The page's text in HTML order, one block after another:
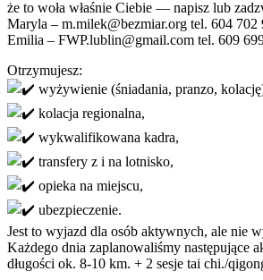
że to woła właśnie Ciebie — napisz lub
Maryla – m.milek@bezmiar.org tel. 604 702
Emilia – FWP.lublin@gmail.com tel. 609
Otrzymujesz:
wyżywienie (śniadania, pranzo,
kolacja regionalna,
wykwalifikowana kadra,
transfery z i na lotnisko,
opieka na miejscu,
ubezpieczenie.
Jest to wyjazd dla osób aktywnych, ale nie
Każdego dnia zaplanowaliśmy następujące
długości ok. 8-10 km. + 2 sesje tai chi./